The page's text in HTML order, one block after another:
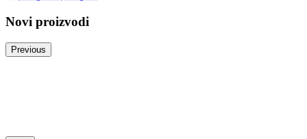
Novi proizvodi
Previous